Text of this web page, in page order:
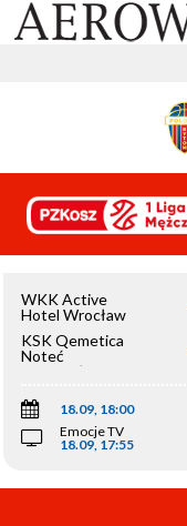
WKK Active
Hotel Wrocław
KSK Qemetica
Noteć
Inowrocław
18.09, 18:00
Emocje TV
18.09, 17:55